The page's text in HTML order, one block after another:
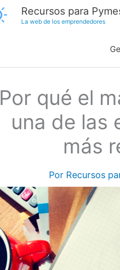
Recursos para
La web de los emprendedores
Por qué el
una de las
más
Por Recursos